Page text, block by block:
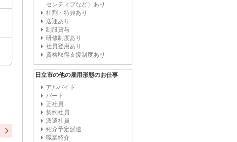
センティブなど）あり
社割・特典あり
送迎あり
制服貸与
研修制度あり
社員登用あり
資格取得支援制度あり
日立市の他の雇用形態のお仕事
アルバイト
パート
正社員
契約社員
派遣社員
紹介予定派遣
職業紹介